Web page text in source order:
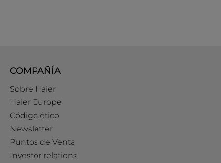
COMPAÑÍA
Sobre Haier
Haier Europe
Código ético
Newsletter
Puntos de Venta
Investor relations